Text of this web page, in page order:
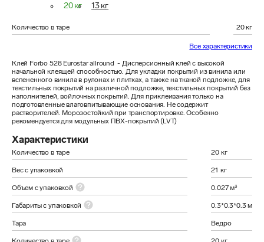
20 кг 13 кг
Количество в таре 20 кг
Все характеристики
Клей Forbo 528 Eurostar allround  - Дисперсионный клей с высокой
начальной клеящей способностью. Для укладки покрытий из винила или
вспененного винила в рулонах и плитках, а также на тканой подложке, для
текстильных покрытий на различной подложке, текстильных покрытий без
наполнителей, войлочных покрытий. Для приклеивания только на
подготовленные влаговпитывающие основания. Не содержит
растворителей. Морозостойкий при транспортировке. Особенно
рекомендуется для модульных ПВХ-покрытий (LVT)
Характеристики
Количество в таре 20 кг
Вес с упаковкой 21 кг
Объем с упаковкой 0.027 м³
Габариты с упаковкой 0.3*0.3*0.3 м
Тара Ведро